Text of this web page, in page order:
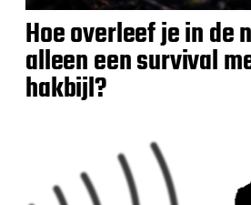
Hoe overleef je in de
alleen een survival
hakbijl?